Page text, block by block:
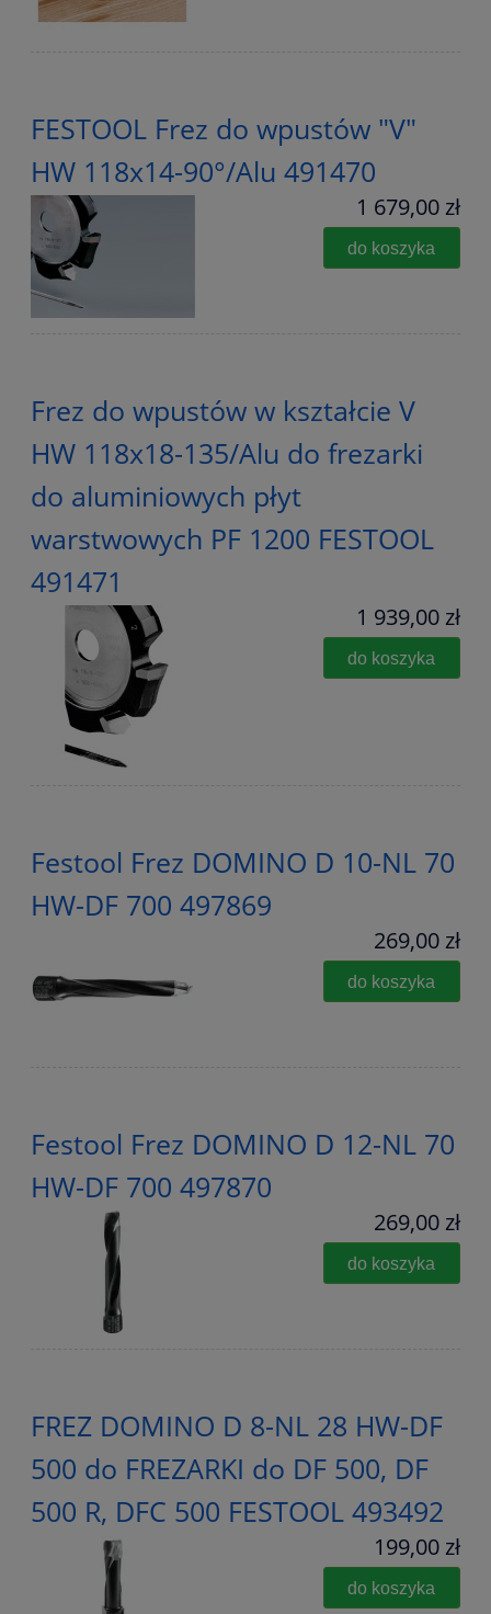
FESTOOL Frez do wpustów "V"
HW 118x14-90°/Alu 491470
1 679,00 zł
do koszyka
Frez do wpustów w kształcie V
HW 118x18-135/Alu do frezarki
do aluminiowych płyt
warstwowych PF 1200 FESTOOL
491471
1 939,00 zł
do koszyka
Festool Frez DOMINO D 10-NL 70
HW-DF 700 497869
269,00 zł
do koszyka
Festool Frez DOMINO D 12-NL 70
HW-DF 700 497870
269,00 zł
do koszyka
FREZ DOMINO D 8-NL 28 HW-DF
500 do FREZARKI do DF 500, DF
500 R, DFC 500 FESTOOL 493492
199,00 zł
do koszyka